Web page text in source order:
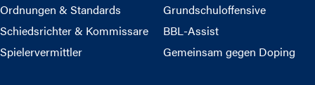
Ordnungen & Standards
Schiedsrichter & Kommissare
Spielervermittler
Grundschuloffensive
BBL-Assist
Gemeinsam gegen Doping